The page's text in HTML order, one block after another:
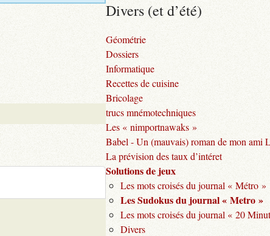
Divers (et d’été)
Géométrie
Dossiers
Informatique
Recettes de cuisine
Bricolage
trucs mnémotechniques
Les « nimportnawaks »
Babel - Un (mauvais) roman de mon ami
La prévision des taux d’intéret
Solutions de jeux
Les mots croisés du journal « Métro »
Les Sudokus du journal « Metro »
Les mots croisés du journal « 20
Divers